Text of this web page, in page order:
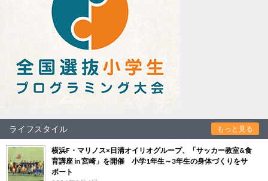
ライフスタイル もっと見る
横浜F・マリノス×日清オイリオグループ、「サッカー教室&食
育講座 in 宮崎」を開催 小学1年生～3年生の身体づくりをサ
ポート